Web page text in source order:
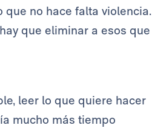
no hace falta violencia.
que eliminar a esos que
leer lo que quiere hacer
mucho más tiempo